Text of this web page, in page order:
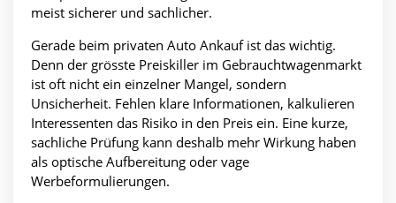
meist sicherer und sachlicher.
Gerade beim privaten Auto Ankauf ist das wichtig.
Denn der grösste Preiskiller im Gebrauchtwagenmarkt
ist oft nicht ein einzelner Mangel, sondern
Unsicherheit. Fehlen klare Informationen, kalkulieren
Interessenten das Risiko in den Preis ein. Eine kurze,
sachliche Prüfung kann deshalb mehr Wirkung haben
als optische Aufbereitung oder vage
Werbeformulierungen.